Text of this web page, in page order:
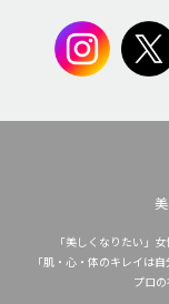
「美しくなりたい」
「肌・心・体のキレイは
プロ